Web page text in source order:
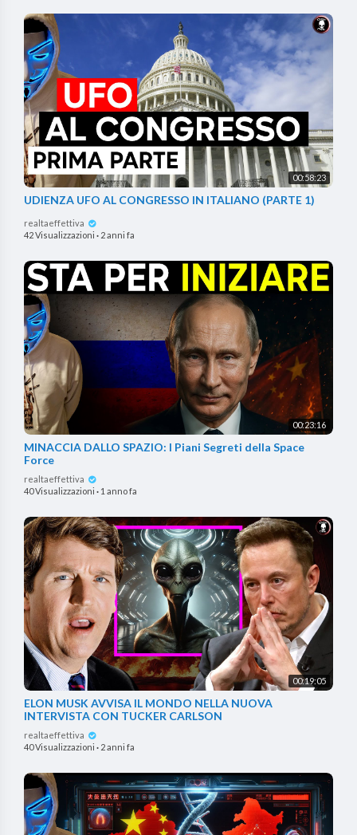
00:58:23
UDIENZA UFO AL CONGRESSO IN ITALIANO (PARTE 1)
realtaeffettiva
42 Visualizzazioni · 2 anni fa
00:23:16
MINACCIA DALLO SPAZIO: I Piani Segreti della Space
Force
realtaeffettiva
40 Visualizzazioni · 1 anno fa
00:19:05
ELON MUSK AVVISA IL MONDO NELLA NUOVA
INTERVISTA CON TUCKER CARLSON
realtaeffettiva
40 Visualizzazioni · 2 anni fa